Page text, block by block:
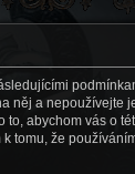
něj a nepoužívejte
abychom vás o
tomu, že